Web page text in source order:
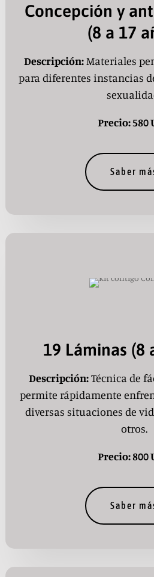
Concepción y
(8 a 17
Descripción:Materiales
para diferentes instancias
Precio: 580
Saber
19 Láminas (8
Descripción:Técnica de
permite rápidamente
diversas situaciones de
otros.
Precio: 800
Saber